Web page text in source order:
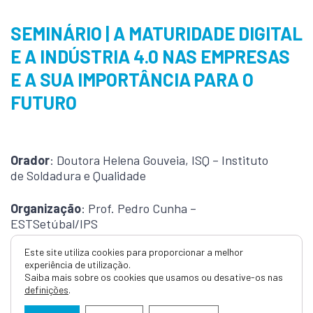
SEMINÁRIO | A MATURIDADE DIGITAL
E A INDÚSTRIA 4.0 NAS EMPRESAS
E A SUA IMPORTÂNCIA PARA O
FUTURO
Orador: Doutora Helena Gouveia, ISQ – Instituto
de Soldadura e Qualidade
Organização: Prof. Pedro Cunha –
ESTSetúbal/IPS
Público-alvo: Estudantes do Mestrado em
Engenharia de Produção e Licenciatura em
Engenharia Mecânica e demais interessados
Este site utiliza cookies para proporcionar a melhor
experiência de utilização.
Saiba mais sobre os cookies que usamos ou desative-os nas
definições.